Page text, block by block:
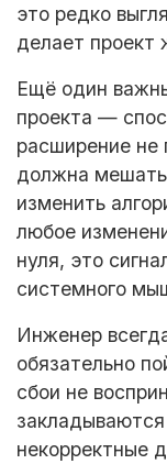
это редко
делает проект
Ещё один
проекта —
расширение не
должна мешать
изменить
любое
нуля, это
системного
Инженер
обязательно
сбои не
некорректные